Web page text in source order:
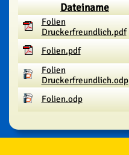
Dateiname
Folien
Druckerfreundlich.pdf
Folien.pdf
Folien
Druckerfreundlich.odp
Folien.odp